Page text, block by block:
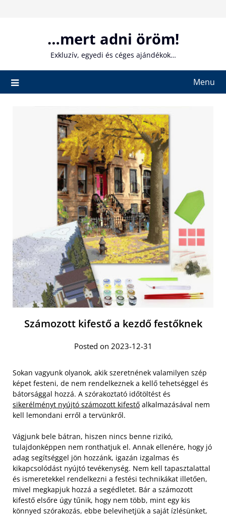
…mert adni öröm!
Exkluzív, egyedi és céges ajándékok…
Menu
Számozott kifestő a kezdő festőknek
Posted on 2023-12-31
Sokan vagyunk olyanok, akik szeretnének valamilyen szép
képet festeni, de nem rendelkeznek a kellő tehetséggel és
bátorsággal hozzá. A szórakoztató időtöltést és
sikerélményt nyújtó számozott kifestő alkalmazásával nem
kell lemondani erről a tervünkről.
Vágjunk bele bátran, hiszen nincs benne rizikó,
tulajdonképpen nem ronthatjuk el. Annak ellenére, hogy jó
adag segítséggel jön hozzánk, igazán izgalmas és
kikapcsolódást nyújtó tevékenység. Nem kell tapasztalattal
és ismeretekkel rendelkezni a festési technikákat illetően,
mivel megkapjuk hozzá a segédletet. Bár a számozott
kifestő elsőre úgy tűnik, hogy nem több, mint egy kis
könnyed szórakozás, ebbe belevihetjük a saját ízlésünket,